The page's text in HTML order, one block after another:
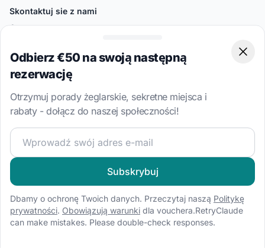
Skontaktuj sie z nami
Centrum pomocy
UK: +44 20 3318 3641
BAB GER GmbH
Jägerstraße 54-55
10117 Berlin
Niemcy
Popularne Kraje
Wlochy
Grecja
Turcja
Odbierz €50 na swoją następną
rezerwację
Otrzymuj porady żeglarskie, sekretne miejsca i
rabaty - dołącz do naszej społeczności!
Dołącz do naszej społeczności żeglarskiej i otrzymuj
Subskrybuj
Dbamy o ochronę Twoich danych. Przeczytaj naszą Politykę
prywatności. Obowiązują warunki dla vouchera.RetryClaude
can make mistakes. Please double-check responses.